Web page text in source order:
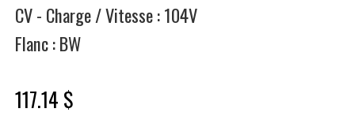
CV - Charge / Vitesse : 104V
Flanc : BW
117.14 $